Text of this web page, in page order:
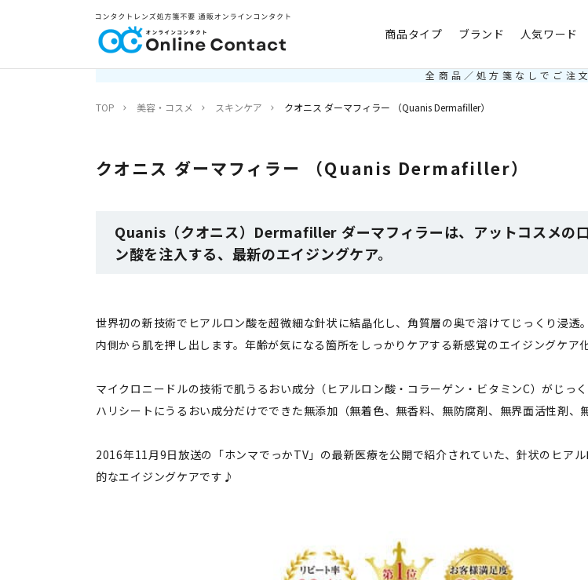
商品タイプ ブランド 人気ワード
全商品／処方箋なしでご注
TOP 美容・コスメ スキンケア クオニス ダーマフィラー （Quanis Dermafiller）
クオニス ダーマフィラー （Quanis Dermafiller）
Quanis（クオニス）Dermafiller ダーマフィラーは、アットコスメの
ン酸を注入する、最新のエイジングケア。
世界初の新技術でヒアルロン酸を超微細な針状に結晶化し、角質層の奥で溶けてじっくり浸透。
内側から肌を押し出します。年齢が気になる箇所をしっかりケアする新感覚のエイジングケア化
マイクロニードルの技術で肌うるおい成分（ヒアルロン酸・コラーゲン・ビタミンC）がじ
ハリシートにうるおい成分だけでできた無添加（無着色、無香料、無防腐剤、無界面活性剤、
2016年11月9日放送の「ホンマでっかTV」の最新医療を公開で紹介されていた、針状のヒア
的なエイジングケアです♪